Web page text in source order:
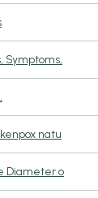
Symptoms,
natu
Diameter o